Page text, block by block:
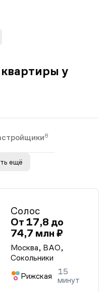
у
8
ещё
Солос
От 17,8 до
74,7 млн ₽
Москва, ВАО,
Сокольники
Рижская
15
минут